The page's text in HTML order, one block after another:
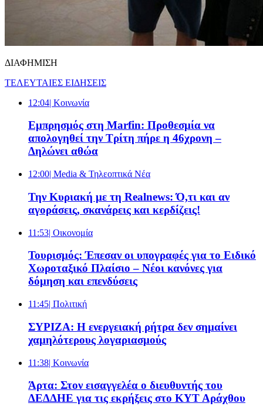
ΔΙΑΦΗΜΙΣΗ
ΤΕΛΕΥΤΑΙΕΣ ΕΙΔΗΣΕΙΣ
12:04| Κοινωνία
Εμπρησμός στη Marfin: Προθεσμία να
απολογηθεί την Τρίτη πήρε η 46χρονη –
Δηλώνει αθώα
12:00| Media & Τηλεοπτικά Νέα
Την Κυριακή με τη Realnews: Ό,τι και αν
αγοράσεις, σκανάρεις και κερδίζεις!
11:53| Oικονομία
Τουρισμός: Έπεσαν οι υπογραφές για το Ειδικό
Χωροταξικό Πλαίσιο – Νέοι κανόνες για
δόμηση και επενδύσεις
11:45| Πολιτική
ΣΥΡΙΖΑ: Η ενεργειακή ρήτρα δεν σημαίνει
χαμηλότερους λογαριασμούς
11:38| Κοινωνία
Άρτα: Στον εισαγγελέα ο διευθυντής του
ΔΕΔΔΗΕ για τις εκρήξεις στο ΚΥΤ Αράχθου